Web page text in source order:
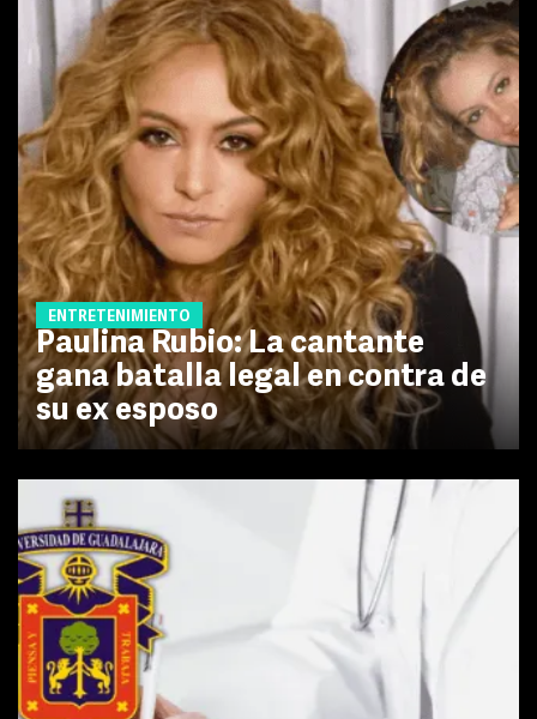
ENTRETENIMIENTO
Paulina Rubio: La cantante
gana batalla legal en contra de
su ex esposo